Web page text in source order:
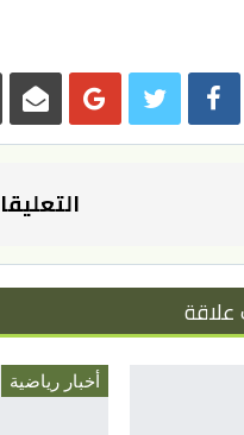
أخبار رياضية